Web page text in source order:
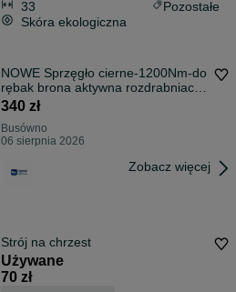
33
Pozostałe
Skóra ekologiczna
NOWE Sprzęgło cierne-1200Nm-do
rębak brona aktywna rozdrabniacz
rebak
340 zł
Busówno
06 sierpnia 2026
Zobacz więcej
Strój na chrzest
Używane
70 zł